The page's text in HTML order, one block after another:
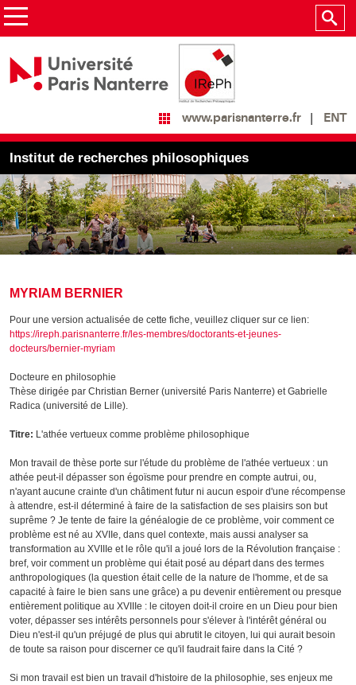
www.parisnanterre.fr ENT
Institut de recherches philosophiques
MYRIAM BERNIER
Pour une version actualisée de cette fiche, veuillez cliquer sur ce lien:
https://ireph.parisnanterre.fr/les-membres/doctorants-et-jeunes-
docteurs/bernier-myriam
Docteure en philosophie
Thèse dirigée par Christian Berner (université Paris Nanterre) et Gabrielle
Radica (université de Lille).
Titre: L'athée vertueux comme problème philosophique
Mon travail de thèse porte sur l'étude du problème de l'athée vertueux : un
athée peut-il dépasser son égoïsme pour prendre en compte autrui, ou,
n'ayant aucune crainte d'un châtiment futur ni aucun espoir d'une récompense
à attendre, est-il déterminé à faire de la satisfaction de ses plaisirs son but
suprême ? Je tente de faire la généalogie de ce problème, voir comment ce
problème est né au XVIIe, dans quel contexte, mais aussi analyser sa
transformation au XVIIIe et le rôle qu'il a joué lors de la Révolution française :
bref, voir comment un problème qui était posé au départ dans des termes
anthropologiques (la question était celle de la nature de l'homme, et de sa
capacité à faire le bien sans une grâce) a pu devenir entièrement ou presque
entièrement politique au XVIIIe : le citoyen doit-il croire en un Dieu pour bien
voter, dépasser ses intérêts personnels pour s'élever à l'intérêt général ou
Dieu n'est-il qu'un préjugé de plus qui abrutit le citoyen, lui qui aurait besoin
de toute sa raison pour discerner ce qu'il faudrait faire dans la Cité ?
Si mon travail est bien un travail d'histoire de la philosophie, ses enjeux me